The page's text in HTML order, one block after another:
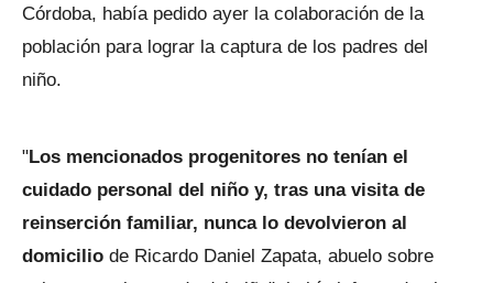
Córdoba, había pedido ayer la colaboración de la
población para lograr la captura de los padres del
niño.
"Los mencionados progenitores no tenían el
cuidado personal del niño y, tras una visita de
reinserción familiar, nunca lo devolvieron al
domicilio de Ricardo Daniel Zapata, abuelo sobre